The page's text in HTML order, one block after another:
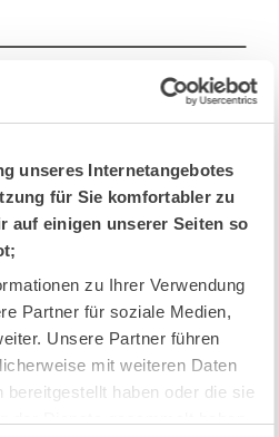
unseres Internetangebotes
für Sie komfortabler zu
auf einigen unserer Seiten so
zu Ihrer Verwendung
Partner für soziale Medien,
Unsere Partner führen
mit weiteren Daten
bereitgestellt haben oder die sie
NACHHALTIGE...